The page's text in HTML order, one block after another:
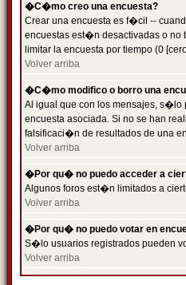
�C�mo creo una encuesta?
Crear una encuesta es f�cil --
encuestas est�n desactivadas o
limitar la encuesta por tiempo (0
Volver arriba
�C�mo modifico o borro una
Al igual que con los mensajes, s�lo
encuesta asociada. Si no se han
falsificaci�n de resultados de una
Volver arriba
�Por qu� no puedo acceder a
Algunos foros est�n limitados a
Volver arriba
�Por qu� no puedo votar en
S�lo usuarios registrados pueden
Volver arriba